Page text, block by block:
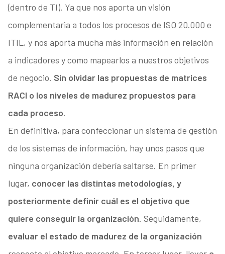
(dentro de TI). Ya que nos aporta un visión
complementaria a todos los procesos de ISO 20.000 e
ITIL, y nos aporta mucha más información en relación
a indicadores y como mapearlos a nuestros objetivos
de negocio. Sin olvidar las propuestas de matrices
RACI o los niveles de madurez propuestos para
cada proceso.
En definitiva, para confeccionar un sistema de gestión
de los sistemas de información, hay unos pasos que
ninguna organización debería saltarse. En primer
lugar, conocer las distintas metodologías, y
posteriormente definir cuál es el objetivo que
quiere conseguir la organización. Seguidamente,
evaluar el estado de madurez de la organización